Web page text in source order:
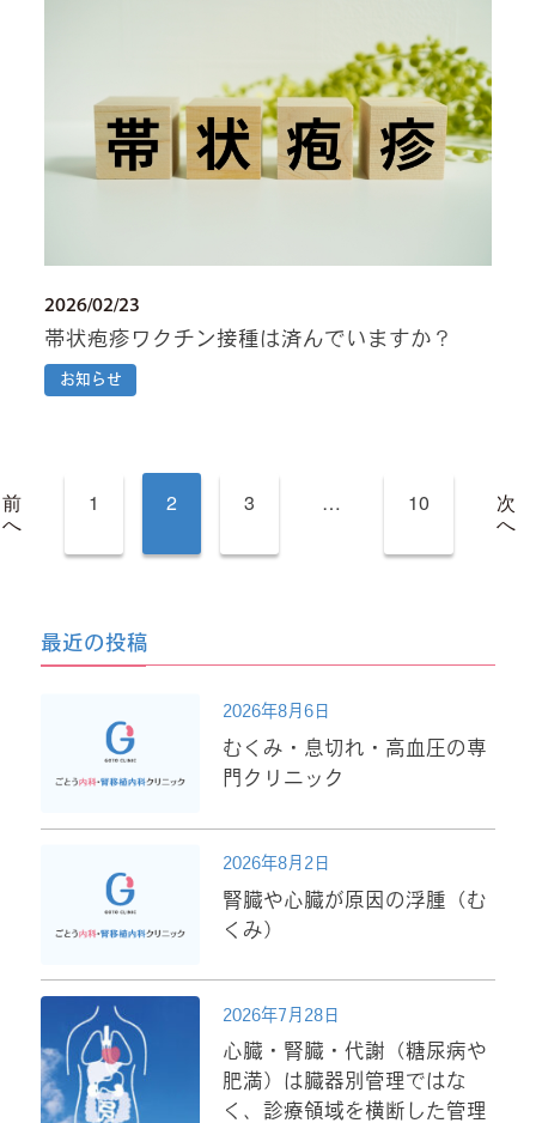
2026/02/23
帯状疱疹ワクチン接種は済んでいますか？
お知らせ
り
前
へ
1 2 3 … 10 次
へ
最近の投稿
むくみ・息切れ・高血圧の専
門クリニック
2026年8月6日
腎臓や心臓が原因の浮腫（む
くみ）
2026年8月2日
心臓・腎臓・代謝（糖尿病や
肥満）は臓器別管理ではな
く、診療領域を横断した管理
2026年7月28日